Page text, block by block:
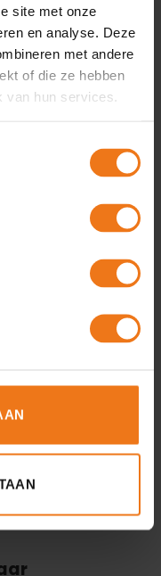
site met onze
en analyse. Deze
met andere
of die ze hebben
hun services.
er doorlopen
gezag en de
kan in de praktijk
en het